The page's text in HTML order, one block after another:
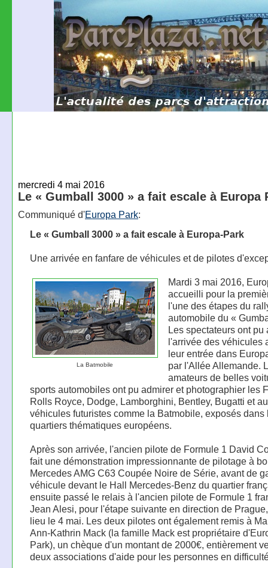
mercredi 4 mai 2016
Le « Gumball 3000 » a fait escale à Europa
Communiqué d'Europa Park:
Le « Gumball 3000 » a fait escale à Europa-Park
Une arrivée en fanfare de véhicules et de pilotes
La Batmobile
Mardi 3 mai 2016,
accueilli pour la
l'une des étapes du
automobile du «
Les spectateurs ont pu
l'arrivée des véhicules
leur entrée dans
par l'Allée Allemande.
amateurs de belles
sports automobiles ont pu admirer et photographier les
Rolls Royce, Dodge, Lamborghini, Bentley, Bugatti et
véhicules futuristes comme la Batmobile, exposés dans
quartiers thématiques européens.
Après son arrivée, l'ancien pilote de Formule 1 David
fait une démonstration impressionnante de pilotage à
Mercedes AMG C63 Coupée Noire de Série, avant de
véhicule devant le Hall Mercedes-Benz du quartier
ensuite passé le relais à l'ancien pilote de Formule 1
Jean Alesi, pour l'étape suivante en direction de
lieu le 4 mai. Les deux pilotes ont également remis à
Ann-Kathrin Mack (la famille Mack est propriétaire
Park), un chèque d'un montant de 2000€, entièrement
deux associations d'aide pour les personnes en